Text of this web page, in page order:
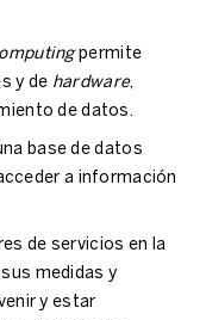
permite
y de hardware,
de datos.
base de datos
a información
de servicios en la
medidas y
y estar